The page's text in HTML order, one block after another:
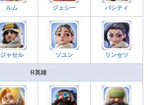
ルム ジェシー バシティ
ジャセル ソユン リンセツ
R英雄